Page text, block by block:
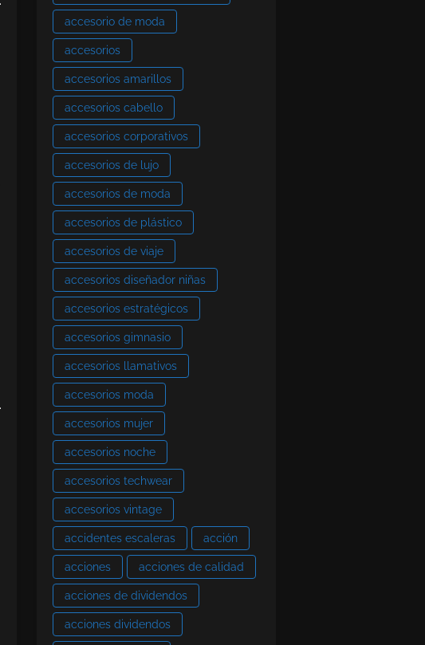
accesorio de moda
accesorios
accesorios amarillos
accesorios cabello
accesorios corporativos
accesorios de lujo
accesorios de moda
accesorios de plástico
accesorios de viaje
accesorios diseñador niñas
accesorios estratégicos
accesorios gimnasio
accesorios llamativos
accesorios moda
accesorios mujer
accesorios noche
accesorios techwear
accesorios vintage
accidentes escaleras acción
acciones acciones de calidad
acciones de dividendos
acciones dividendos